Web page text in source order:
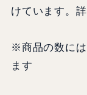
けています。
※商品の数には
ます